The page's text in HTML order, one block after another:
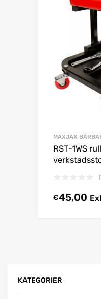
MAXJAX
RST-1WS
€45,00
KATEGORIER